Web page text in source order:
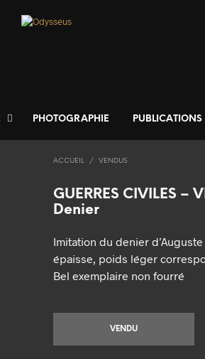
PHOTOGRAPHIE PUBLICATIONS
ACCUEIL / VENDUS
GUERRES CIVILES –
Denier
Imitation du denier
épaisse, poids léger
Bel exemplaire non fourré
VENDU